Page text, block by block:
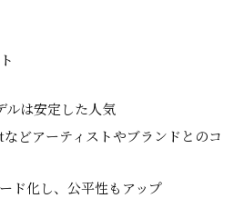
ルは安定した人気
どアーティストやブランドとのコ
ド化し、公平性もアップ